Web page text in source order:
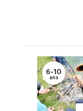
6-10
ans